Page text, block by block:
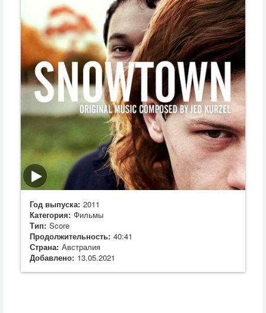
Год выпуска: 2011
Категория: Фильмы
Тип: Score
Продолжительность: 40:41
Страна: Австралия
Добавлено: 13.05.2021